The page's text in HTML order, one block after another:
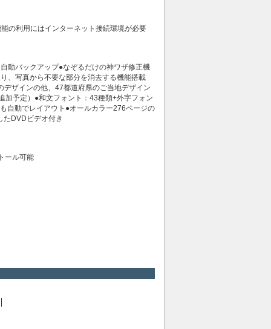
の利用にはインターネット接続環境が必要
動バックアップ●なぞるだけの神ワザ修正機
、写真から不要な部分を消去する機能搭載
ザインの他、47都道府県のご当地デザイン
予定）●和文フォント：43種類+外字フォン
自動でレイアウト●オールカラー276ページの
たDVDビデオ付き
ール可能